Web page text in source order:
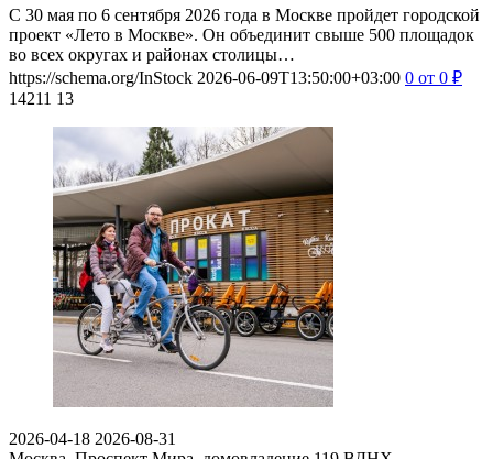
С 30 мая по 6 сентября 2026 года в Москве пройдет городской
проект «Лето в Москве». Он объединит свыше 500 площадок
во всех округах и районах столицы…
https://schema.org/InStock 2026-06-09T13:50:00+03:00 0 от 0 ₽
14211 13
2026-04-18 2026-08-31